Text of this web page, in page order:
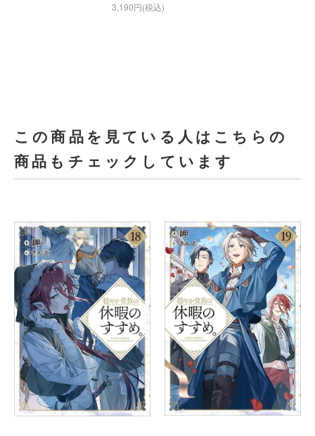
3,190円(税込)
この商品を見ている人はこちらの
商品もチェックしています